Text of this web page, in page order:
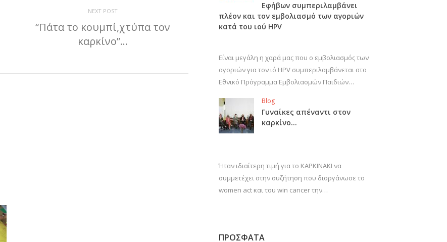
NEXT POST
“Πάτα το κουμπί,χτύπα τον
καρκίνο”…
Εφήβων συμπεριλαμβάνει
πλέον και τον εμβολιασμό των αγοριών
κατά του ιού HPV
Είναι μεγάλη η χαρά μας που ο εμβολιασμός των
αγοριών για τον ιό HPV συμπεριλαμβάνεται στο
Εθνικό Πρόγραμμα Εμβολιασμών Παιδιών…
Blog
Γυναίκες απέναντι στον
καρκίνο…
Ήταν ιδιαίτερη τιμή για το ΚΑΡΚΙΝΑΚΙ να
συμμετέχει στην συζήτηση που διοργάνωσε το
women act και του win cancer την…
ΠΡΟΣΦΑΤΑ